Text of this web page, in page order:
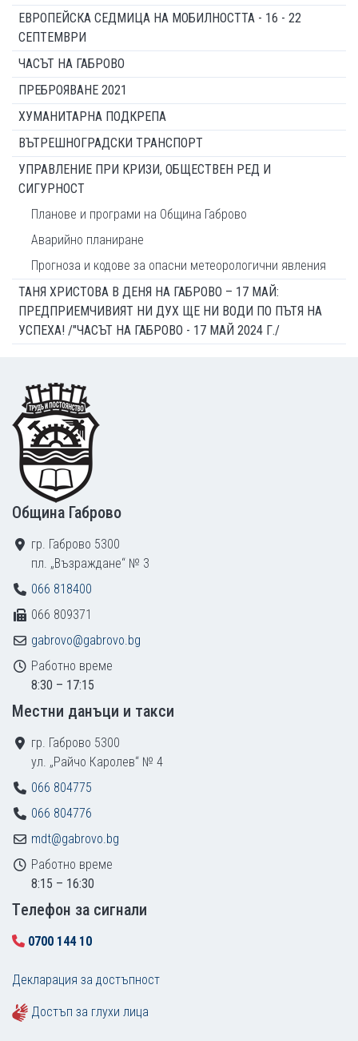
ЕВРОПЕЙСКА СЕДМИЦА НА МОБИЛНОСТТА - 16 - 22
СЕПТЕМВРИ
ЧАСЪТ НА ГАБРОВО
ПРЕБРОЯВАНЕ 2021
ХУМАНИТАРНА ПОДКРЕПА
ВЪТРЕШНОГРАДСКИ ТРАНСПОРТ
УПРАВЛЕНИЕ ПРИ КРИЗИ, ОБЩЕСТВЕН РЕД И
СИГУРНОСТ
Планове и програми на Община Габрово
Аварийно планиране
Прогноза и кодове за опасни метеорологични явления
ТАНЯ ХРИСТОВА В ДЕНЯ НА ГАБРОВО – 17 МАЙ:
ПРЕДПРИЕМЧИВИЯТ НИ ДУХ ЩЕ НИ ВОДИ ПО ПЪТЯ НА
УСПЕХА! /"ЧАСЪТ НА ГАБРОВО - 17 МАЙ 2024 Г./
Footer
Община Габрово
гр. Габрово 5300
пл. „Възраждане“ № 3
066 818400
066 809371
gabrovo@gabrovo.bg
Работно време
8:30 – 17:15
Местни данъци и такси
гр. Габрово 5300
ул. „Райчо Каролев“ № 4
066 804775
066 804776
mdt@gabrovo.bg
Работно време
8:15 – 16:30
Tелефон за сигнали
0700 144 10
Декларация за достъпност
Достъп за глухи лица